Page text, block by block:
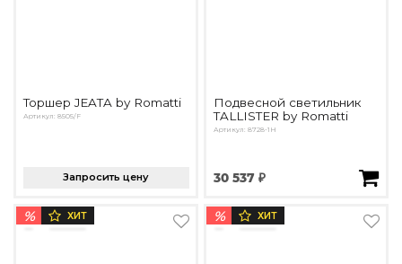
Торшер JEATA by Romatti
Артикул: 8505/F
Запросить цену
Подвесной светильник
TALLISTER by Romatti
Артикул: 8728-1H
30 537 ₽
% ХИТ % ХИТ